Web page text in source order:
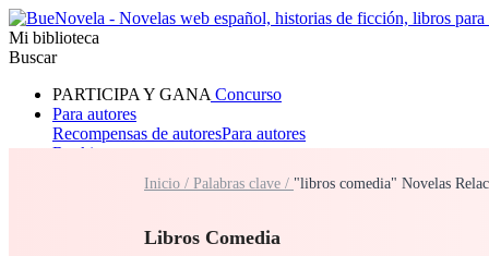
Mi biblioteca
Buscar
PARTICIPA Y GANA Concurso
Para autores
Recompensas de autoresPara autores
Ranking
RomanceHombre loboMafia
Inicio / Palabras clave / "libros comedia" Novelas
Libros Comedia